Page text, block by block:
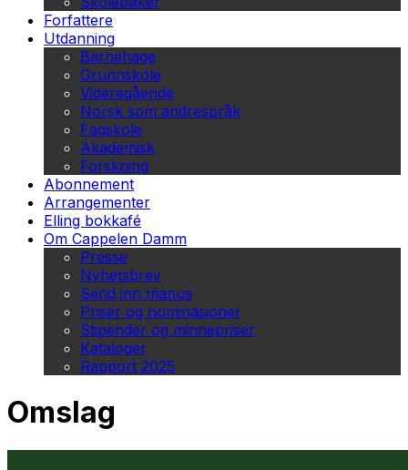
Forfattere
Utdanning
Barnehage
Grunnskole
Videregående
Norsk som andrespråk
Fagskole
Akademisk
Forskning
Abonnement
Arrangementer
Elling bokkafé
Om Cappelen Damm
Presse
Nyhetsbrev
Send inn manus
Priser og nominasjoner
Stipender og minnepriser
Kataloger
Rapport 2025
Omslag